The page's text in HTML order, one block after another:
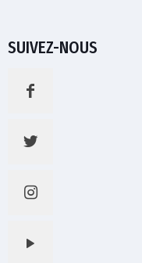
SUIVEZ-NOUS